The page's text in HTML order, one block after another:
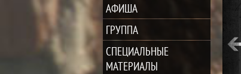
АФИША
ГРУППА
СПЕЦИАЛЬНЫЕ
МАТЕРИАЛЫ